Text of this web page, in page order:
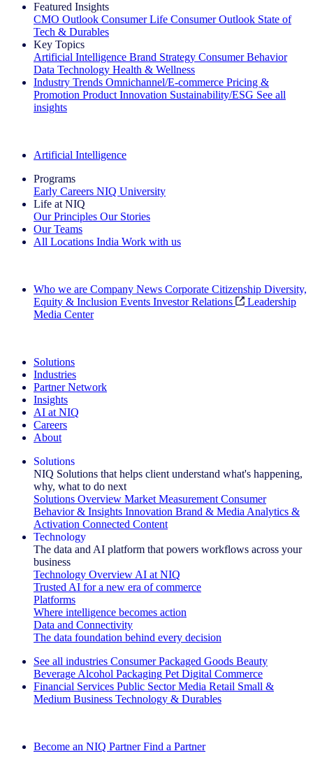
Featured Insights
CMO Outlook Consumer Life Consumer Outlook State of
Tech & Durables
Key Topics
Artificial Intelligence Brand Strategy Consumer Behavior
Data Technology Health & Wellness
Industry Trends Omnichannel/E-commerce Pricing &
Promotion Product Innovation Sustainability/ESG See all
insights
Artificial Intelligence
Programs
Early Careers NIQ University
Life at NIQ
Our Principles Our Stories
Our Teams
All Locations India Work with us
Who we are Company News Corporate Citizenship Diversity,
Equity & Inclusion Events Investor Relations
Leadership
Media Center
Solutions
Industries
Partner Network
Insights
AI at NIQ
Careers
About
Solutions
NIQ Solutions that helps client understand what's happening,
why, what to do next
Solutions Overview Market Measurement Consumer
Behavior & Insights Innovation Brand & Media Analytics &
Activation Connected Content
Technology
The data and AI platform that powers workflows across your
business
Technology Overview AI at NIQ
Trusted AI for a new era of commerce
Platforms
Where intelligence becomes action
Data and Connectivity
The data foundation behind every decision
See all industries Consumer Packaged Goods Beauty
Beverage Alcohol Packaging Pet Digital Commerce
Financial Services Public Sector Media Retail Small &
Medium Business Technology & Durables
Become an NIQ Partner Find a Partner